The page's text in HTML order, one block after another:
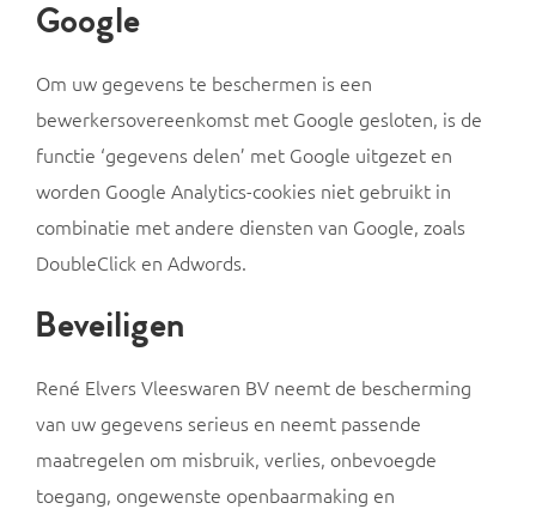
Google
Om uw gegevens te beschermen is een
bewerkersovereenkomst met Google gesloten, is de
functie ‘gegevens delen’ met Google uitgezet en
worden Google Analytics-cookies niet gebruikt in
combinatie met andere diensten van Google, zoals
DoubleClick en Adwords.
Beveiligen
René Elvers Vleeswaren BV neemt de bescherming
van uw gegevens serieus en neemt passende
maatregelen om misbruik, verlies, onbevoegde
toegang, ongewenste openbaarmaking en